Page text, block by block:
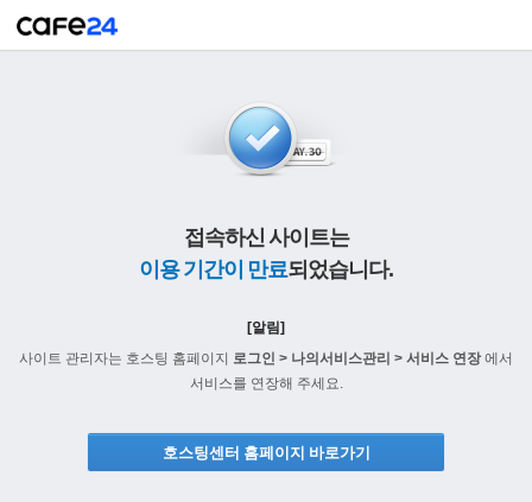
접속하신 사이트는
이용 기간이 만료되었습니다.
[알림]
사이트 관리자는 호스팅 홈페이지 로그인 > 나의서비스관리 > 서비스 연장에서
서비스를 연장해 주세요.
호스팅센터 홈페이지 바로가기